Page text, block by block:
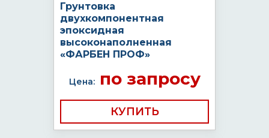
Грунтовка
двухкомпонентная
эпоксидная
высоконаполненная
«ФАРБЕН ПРОФ»
Цена:по запросу
КУПИТЬ